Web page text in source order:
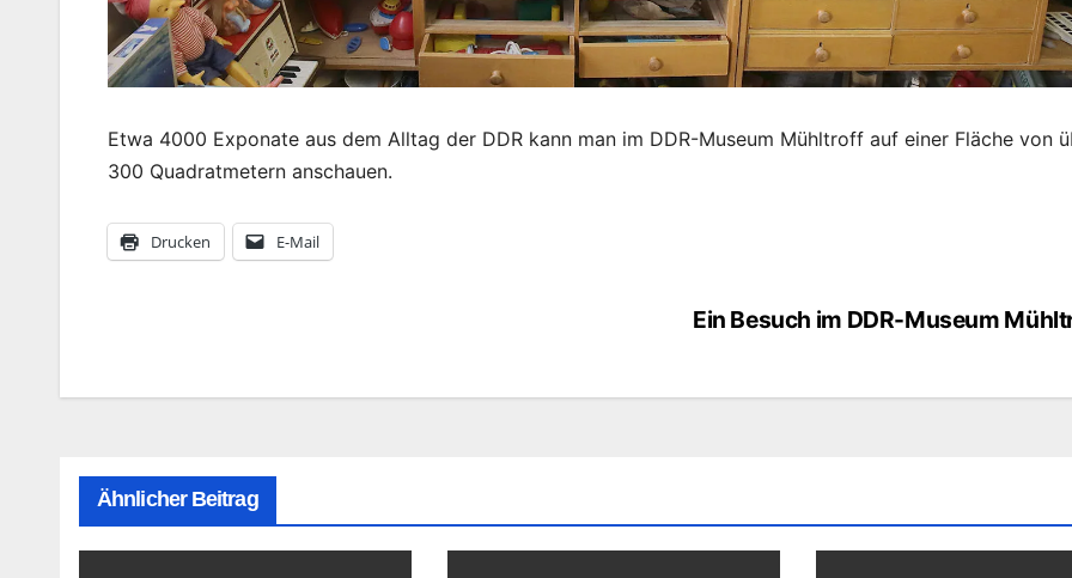
Etwa 4000 Exponate aus dem Alltag der DDR kann man im DDR-Museum Mühltroff auf einer Fläche von
300 Quadratmetern anschauen.
Drucken E-Mail
Ein Besuch im DDR-Museum
Ähnlicher Beitrag